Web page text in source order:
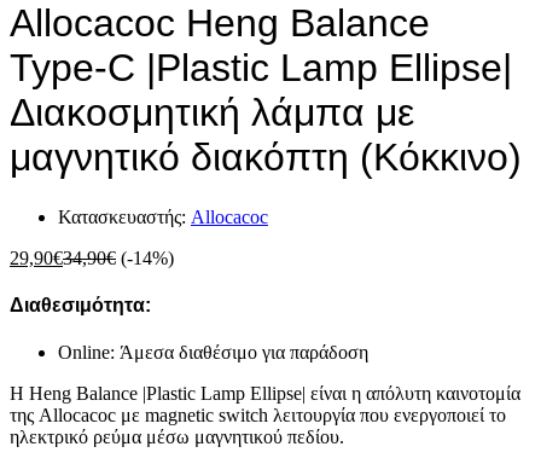
Allocacoc Heng Balance
Type-C |Plastic Lamp Ellipse|
Διακοσμητική λάμπα με
μαγνητικό διακόπτη (Κόκκινο)
Κατασκευαστής: Allocacoc
29,90€34,90€ (-14%)
Διαθεσιμότητα:
Online: Άμεσα διαθέσιμο για παράδοση
Η Heng Balance |Plastic Lamp Ellipse| είναι η απόλυτη καινοτομία
της Allocacoc με magnetic switch λειτουργία που ενεργοποιεί το
ηλεκτρικό ρεύμα μέσω μαγνητικού πεδίου.